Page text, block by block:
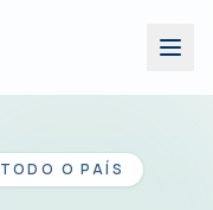
TODO O PAÍS